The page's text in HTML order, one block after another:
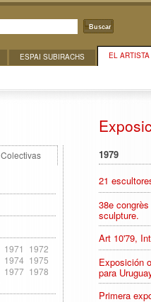
Buscar
EL ARTISTA
ESPAI SUBIRACHS
Colectivas
1971
1972
1974 1975
1977 1978
1979
21
38e
sculpture.
Art 10'79,
Exposición
para
Primera